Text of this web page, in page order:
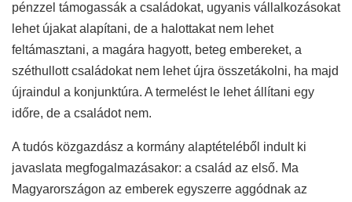
pénzzel támogassák a családokat, ugyanis vállalkozásokat
lehet újakat alapítani, de a halottakat nem lehet
feltámasztani, a magára hagyott, beteg embereket, a
széthullott családokat nem lehet újra összetákolni, ha majd
újraindul a konjunktúra. A termelést le lehet állítani egy
időre, de a családot nem.
A tudós közgazdász a kormány alaptételéből indult ki
javaslata megfogalmazásakor: a család az első. Ma
Magyarországon az emberek egyszerre aggódnak az